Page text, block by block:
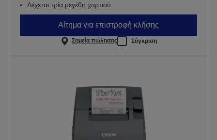
Δέχεται τρία μεγέθη χαρτιού
Αίτημα για επιστροφή κλήσης
Σημεία πώλησης Σύγκριση